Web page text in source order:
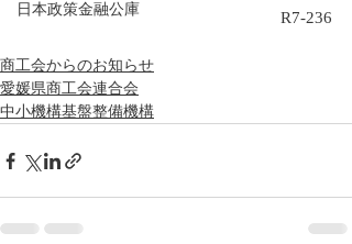
日本政策金融公庫 R7-236
商工会からのお知らせ
愛媛県商工会連合会
中小機構基盤整備機構